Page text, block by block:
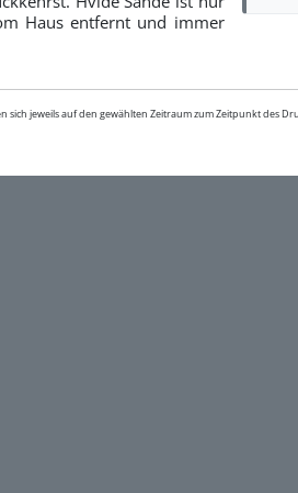
Haus entfernt und immer
sich jeweils auf den gewählten Zeitraum zum Zeitpunkt des